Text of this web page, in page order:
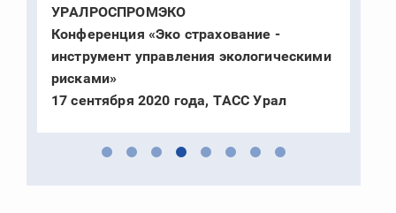
УРАЛРОСПРОМЭКО
Конференция «Эко страхование -
инструмент управления экологическими
рисками»
17 сентября 2020 года, ТАСС Урал